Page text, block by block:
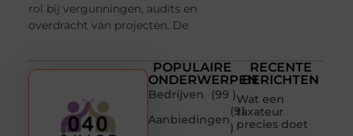
rol bij vergunningen, audits en
overdracht van projecten. De
POPULAIRE
ONDERWERPEN
Bedrijven
(99 )
Aanbiedingen
(91
)
RECENTE
BERICHTEN
Wat een
taxateur
precies doet